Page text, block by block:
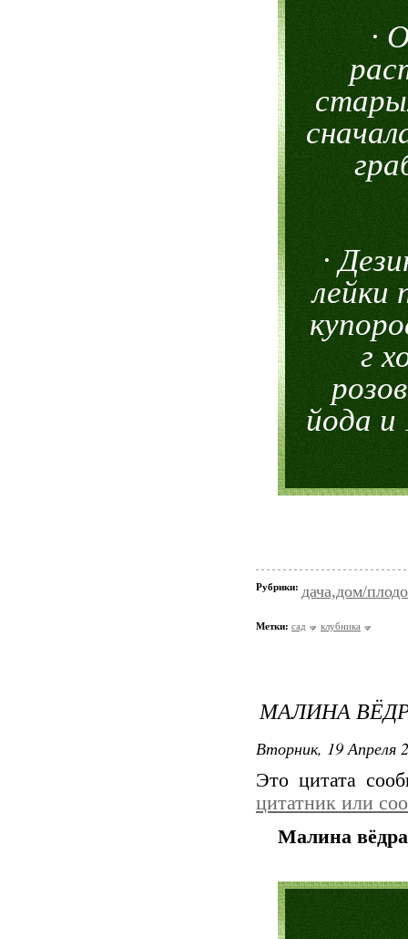
·
·
лейки
г
йода и
Рубрики: дача,дом/
Метки: сад клубника
МАЛИНА
Вторник, 19 Апреля
Это цитата
цитатник или
Малина